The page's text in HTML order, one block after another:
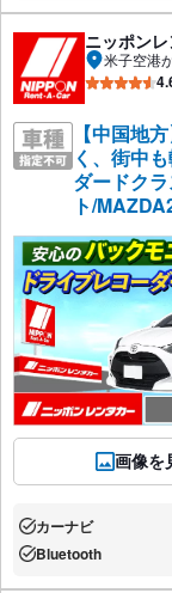
ニッポン
米子空港
【中国地
く、街中
ダードク
ト/
画像を
あり:カーナビ
あり:Bluetooth